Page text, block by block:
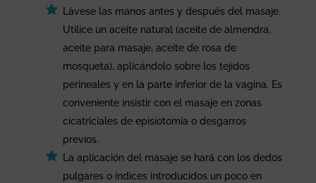
Lávese las manos antes y después del masaje.
Utilice un aceite natural (aceite de almendra,
aceite para masaje, aceite de rosa de
mosqueta), aplicándolo sobre los tejidos
perineales y en la parte inferior de la vagina. Es
conveniente insistir con el masaje en zonas
cicatriciales de episiotomía o desgarros
previos.
La aplicación del masaje se hará con los dedos
pulgares o índices introducidos un poco en